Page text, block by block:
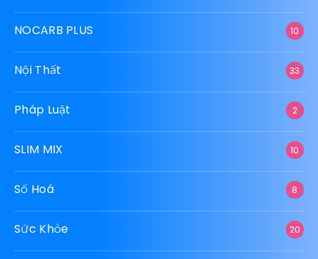
NOCARB PLUS 10
Nội Thất 33
Pháp Luật 2
SLIM MIX 10
Số Hoá 8
Sức Khỏe 20